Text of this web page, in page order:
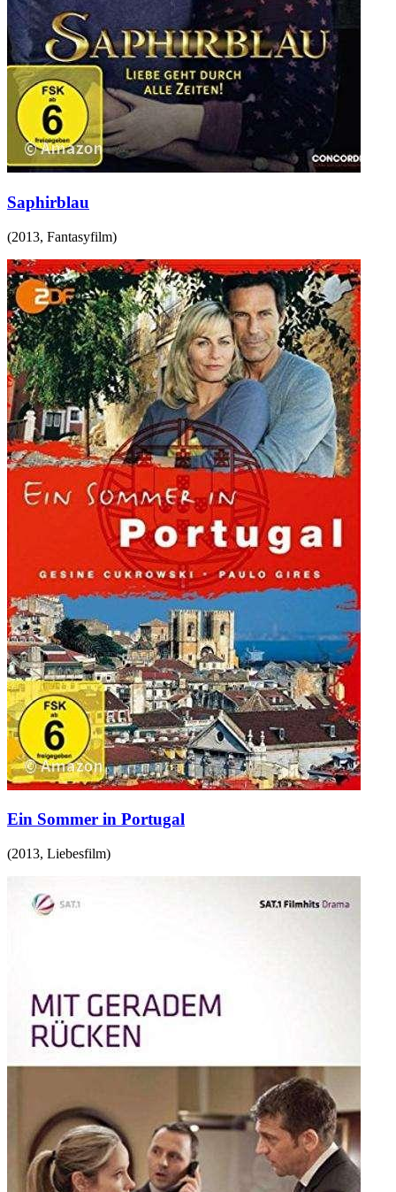
Saphirblau
(2013, Fantasyfilm)
Ein Sommer in Portugal
(2013, Liebesfilm)